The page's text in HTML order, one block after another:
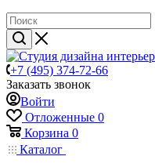
+7 (495) 374-72-66
Заказать звонок
Войти
Отложенные 0
Корзина 0
Каталог